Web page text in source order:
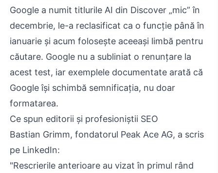
Google a numit titlurile AI din Discover „mic” în
decembrie, le-a reclasificat ca o funcție până în
ianuarie și acum folosește aceeași limbă pentru
căutare. Google nu a subliniat o renunțare la
acest test, iar exemplele documentate arată că
Google își schimbă semnificația, nu doar
formatarea.
Ce spun editorii și profesioniștii SEO
Bastian Grimm, fondatorul Peak Ace AG, a scris
pe LinkedIn:
"Rescrierile anterioare au vizat în primul rând